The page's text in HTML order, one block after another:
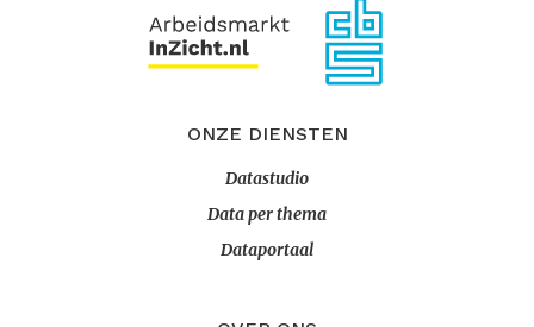
ONZE DIENSTEN
Datastudio
Data per thema
Dataportaal